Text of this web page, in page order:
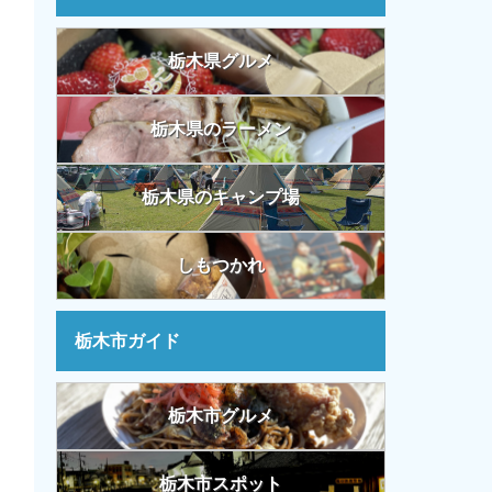
栃木県グルメ
栃木県のラーメン
栃木県のキャンプ場
しもつかれ
栃木市ガイド
栃木市グルメ
栃木市スポット